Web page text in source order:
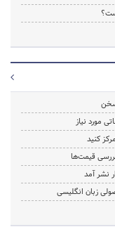
کنید